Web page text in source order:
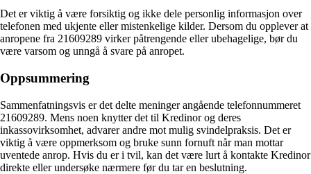
Det er viktig å være forsiktig og ikke dele personlig informasjon over
telefonen med ukjente eller mistenkelige kilder. Dersom du opplever at
anropene fra 21609289 virker påtrengende eller ubehagelige, bør du
være varsom og unngå å svare på anropet.
Oppsummering
Sammenfatningsvis er det delte meninger angående telefonnummeret
21609289. Mens noen knytter det til Kredinor og deres
inkassovirksomhet, advarer andre mot mulig svindelpraksis. Det er
viktig å være oppmerksom og bruke sunn fornuft når man mottar
uventede anrop. Hvis du er i tvil, kan det være lurt å kontakte Kredinor
direkte eller undersøke nærmere før du tar en beslutning.